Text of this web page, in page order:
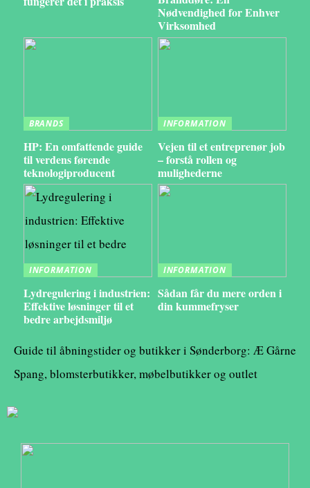
Nødvendighed for Enhver
Virksomhed
BRANDS
HP: En omfattende guide
til verdens førende
teknologiproducent
INFORMATION
Vejen til et entreprenør job
– forstå rollen og
mulighederne
INFORMATION
Lydregulering i industrien:
Effektive løsninger til et
bedre arbejdsmiljø
INFORMATION
Sådan får du mere orden i
din kummefryser
Guide til åbningstider og butikker i Sønderborg: Æ Gårne
Spang, blomsterbutikker, møbelbutikker og outlet